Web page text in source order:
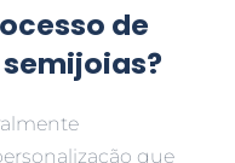
de
que